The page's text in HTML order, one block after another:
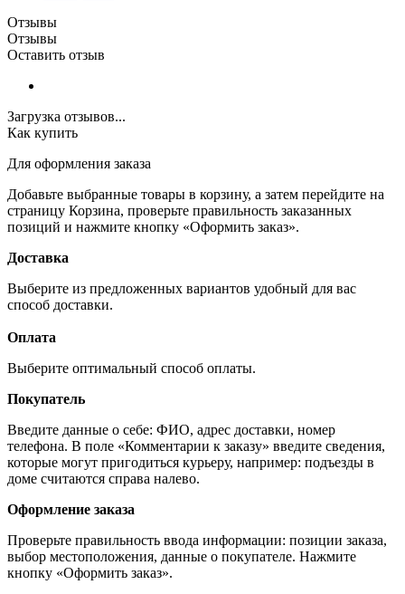
Отзывы
Отзывы
Оставить отзыв
Загрузка отзывов...
Как купить
Для оформления заказа
Добавьте выбранные товары в корзину, а затем перейдите на
страницу Корзина, проверьте правильность заказанных
позиций и нажмите кнопку «Оформить заказ».
Доставка
Выберите из предложенных вариантов удобный для вас
способ доставки.
Оплата
Выберите оптимальный способ оплаты.
Покупатель
Введите данные о себе: ФИО, адрес доставки, номер
телефона. В поле «Комментарии к заказу» введите сведения,
которые могут пригодиться курьеру, например: подъезды в
доме считаются справа налево.
Оформление заказа
Проверьте правильность ввода информации: позиции заказа,
выбор местоположения, данные о покупателе. Нажмите
кнопку «Оформить заказ».